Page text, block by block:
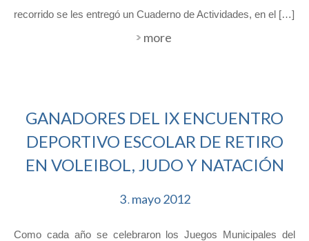
recorrido se les entregó un Cuaderno de Actividades, en el […]
more
GANADORES DEL IX ENCUENTRO
DEPORTIVO ESCOLAR DE RETIRO
EN VOLEIBOL, JUDO Y NATACIÓN
3. mayo2012
Como cada año se celebraron los Juegos Municipales del